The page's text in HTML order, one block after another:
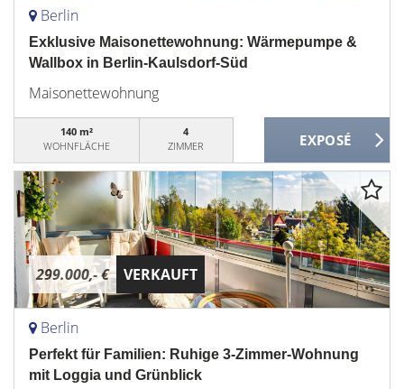
Berlin
Exklusive Maisonettewohnung: Wärmepumpe &
Wallbox in Berlin-Kaulsdorf-Süd
Maisonettewohnung
140 m²
WOHNFLÄCHE
4
ZIMMER
299.000,- € VERKAUFT
Berlin
Perfekt für Familien: Ruhige 3-Zimmer-Wohnung
mit Loggia und Grünblick